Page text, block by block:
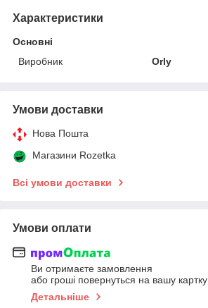
Характеристики
Основні
Виробник
Orly
Умови доставки
Нова Пошта
Магазини Rozetka
Всі умови доставки
Умови оплати
Ви отримаєте замовлення
або гроші повернуться на вашу картку
Детальніше